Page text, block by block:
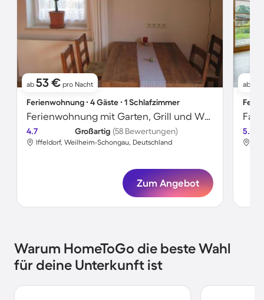
ab 53 € pro Nacht
Ferienwohnung ∙ 4 Gäste ∙ 1 Schlafzimmer
Ferienwohnung mit Garten, Grill und Whirlpool
4.7 Großartig (58 Bewertungen)
Iffeldorf, Weilheim-Schongau, Deutschland
Zum Angebot
ab
5.0
Warum HomeToGo die beste Wahl
für deine Unterkunft ist